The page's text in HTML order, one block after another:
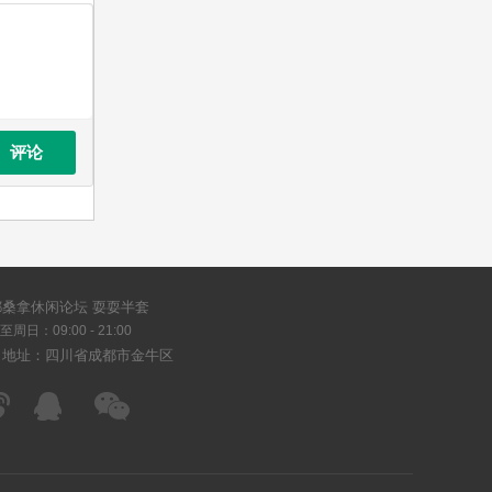
评论
拿休闲论坛 耍耍半套
周日：09:00 - 21:00
址：四川省成都市金牛区